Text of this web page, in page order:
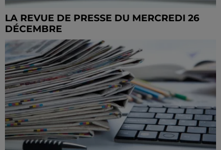
LA REVUE DE PRESSE DU MERCREDI 26
DÉCEMBRE